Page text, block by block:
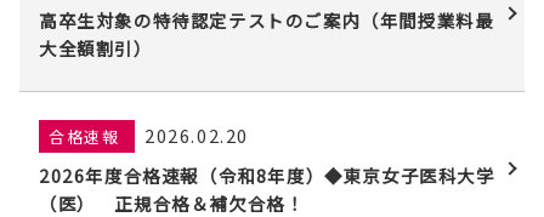
高卒生対象の特待認定テストのご案内（年間授業料最
大全額割引）
合格速報
2026.02.20
2026年度合格速報（令和8年度）◆東京女子医科大学
（医） 正規合格＆補欠合格！